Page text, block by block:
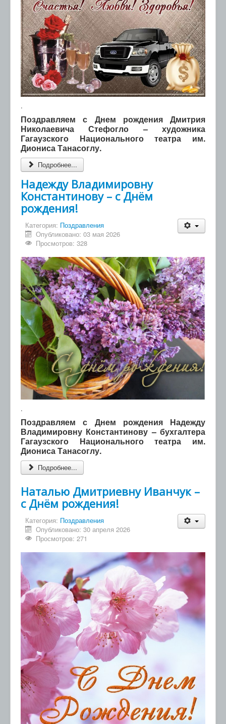
.
Поздравляем с Днем рождения Дмитрия
Николаевича Стефогло – художника
Гагаузского Национального театра им.
Диониса Танасоглу.
Подробнее...
Надежду Владимировну
Константинову – с Днём
рождения!
Категория: Поздравления
Опубликовано: 03 мая 2026
Просмотров: 328
.
Поздравляем с Днем рождения Надежду
Владимировну Константинову – бухгалтера
Гагаузского Национального театра им.
Диониса Танасоглу.
Подробнее...
Наталью Дмитриевну Иванчук –
с Днём рождения!
Категория: Поздравления
Опубликовано: 30 апреля 2026
Просмотров: 271